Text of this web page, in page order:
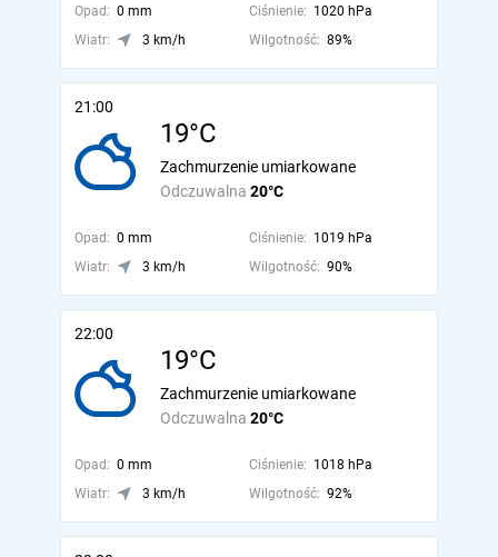
Opad: 0 mm Ciśnienie: 1020 hPa
Wiatr:
3 km/h Wilgotność: 89%
21:00
19°C
Odczuwalna 20°C
Zachmurzenie umiarkowane
Opad: 0 mm Ciśnienie: 1019 hPa
Wiatr:
3 km/h Wilgotność: 90%
22:00
19°C
Odczuwalna 20°C
Zachmurzenie umiarkowane
Opad: 0 mm Ciśnienie: 1018 hPa
Wiatr:
3 km/h Wilgotność: 92%